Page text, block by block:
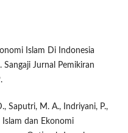
Islam Di Indonesia
Jurnal Pemikiran
Saputri, M. A., Indriyani, P.,
dan Ekonomi